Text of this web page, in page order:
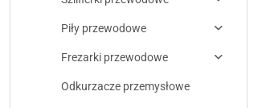
Piły przewodowe
Frezarki przewodowe
Odkurzacze przemysłowe